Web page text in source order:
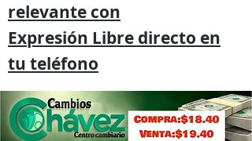
relevante con
Expresión Libre directo en
tu teléfono